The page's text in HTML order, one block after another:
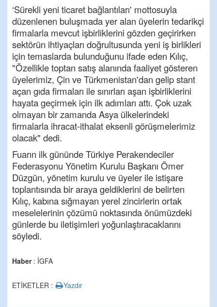
‘Sürekli yeni ticaret bağlantıları' mottosuyla
düzenlenen buluşmada yer alan üyelerin tedarikçi
firmalarla mevcut işbirliklerini gözden geçirirken
sektörün ihtiyaçları doğrultusunda yeni iş birlikleri
için temaslarda bulunduğunu ifade eden Kılıç,
"Özellikle toptan satış alanında faaliyet gösteren
üyelerimiz, Çin ve Türkmenistan'dan gelip stant
açan gıda firmaları ile sınırları aşan işbirliklerini
hayata geçirmek için ilk adımları attı. Çok uzak
olmayan bir zamanda Asya ülkelerindeki
firmalarla ihracat-ithalat eksenli görüşmelerimiz
olacak" dedi.
Fuarın ilk gününde Türkiye Perakendeciler
Federasyonu Yönetim Kurulu Başkanı Ömer
Düzgün, yönetim kurulu ve üyeler ile istişare
toplantısında bir araya geldiklerini de belirten
Kılıç, kabına sığmayan yerel zincirlerin ortak
meselelerinin çözümü noktasında önümüzdeki
günlerde bu iletişimleri yoğunlaştıracaklarını
söyledi.
Haber: İGFA
ETİKETLER : Yazdır